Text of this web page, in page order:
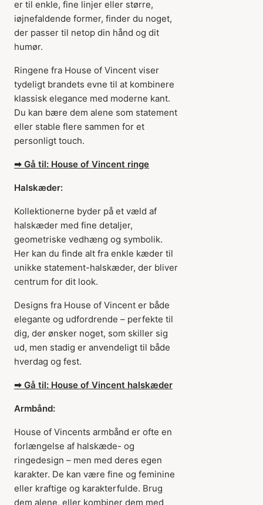
er til enkle, fine linjer eller større,
iøjnefaldende former, finder du noget,
der passer til netop din hånd og dit
humør.
Ringene fra House of Vincent viser
tydeligt brandets evne til at kombinere
klassisk elegance med moderne kant.
Du kan bære dem alene som statement
eller stable flere sammen for et
personligt touch.
➡ Gå til: House of Vincent ringe
Halskæder:
Kollektionerne byder på et væld af
halskæder med fine detaljer,
geometriske vedhæng og symbolik.
Her kan du finde alt fra enkle kæder til
unikke statement-halskæder, der bliver
centrum for dit look.
Designs fra House of Vincent er både
elegante og udfordrende – perfekte til
dig, der ønsker noget, som skiller sig
ud, men stadig er anvendeligt til både
hverdag og fest.
➡ Gå til: House of Vincent halskæder
Armbånd:
House of Vincents armbånd er ofte en
forlængelse af halskæde- og
ringedesign – men med deres egen
karakter. De kan være fine og feminine
eller kraftige og karakterfulde. Brug
dem alene, eller kombiner dem med